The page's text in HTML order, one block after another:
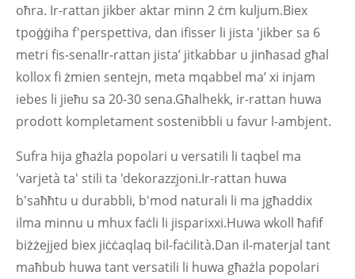
oħra. Ir-rattan jikber aktar minn 2 ċm kuljum.Biex
tpoġġiha f'perspettiva, dan ifisser li jista 'jikber sa 6
metri fis-sena!Ir-rattan jista’ jitkabbar u jinħasad għal
kollox fi żmien sentejn, meta mqabbel ma’ xi injam
iebes li jieħu sa 20-30 sena.Għalhekk, ir-rattan huwa
prodott kompletament sostenibbli u favur l-ambjent.
Sufra hija għażla popolari u versatili li taqbel ma
'varjetà ta' stili ta 'dekorazzjoni.Ir-rattan huwa
b'saħħtu u durabbli, b'mod naturali li ma jgħaddix
ilma minnu u mhux faċli li jisparixxi.Huwa wkoll ħafif
biżżejjed biex jiċċaqlaq bil-faċilità.Dan il-materjal tant
maħbub huwa tant versatili li huwa għażla popolari